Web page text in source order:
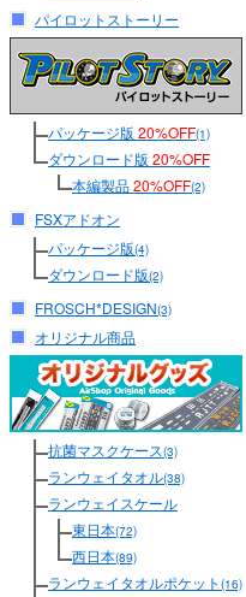
パイロットストーリー
パッケージ版 20%OFF(1)
ダウンロード版 20%OFF
本編製品20%OFF(2)
FSXアドオン
パッケージ版(4)
ダウンロード版(2)
FROSCH*DESIGN(3)
オリジナル商品
抗菌マスクケース(3)
ランウェイタオル(38)
ランウェイスケール
東日本(72)
西日本(89)
ランウェイタオルポケット (16)